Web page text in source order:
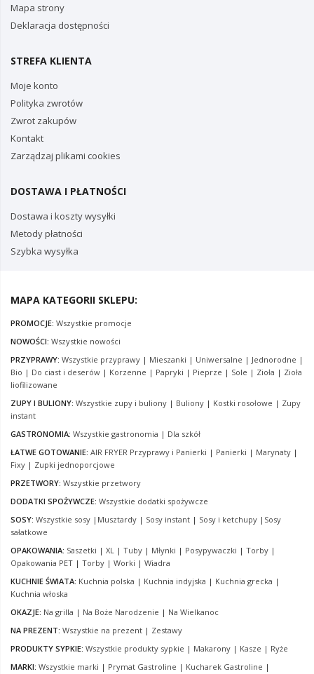
Mapa strony
Deklaracja dostępności
STREFA KLIENTA
Moje konto
Polityka zwrotów
Zwrot zakupów
Kontakt
Zarządzaj plikami cookies
DOSTAWA I PŁATNOŚCI
Dostawa i koszty wysyłki
Metody płatności
Szybka wysyłka
MAPA KATEGORII SKLEPU:
PROMOCJE: Wszystkie promocje
NOWOŚCI: Wszystkie nowości
PRZYPRAWY: Wszystkie przyprawy | Mieszanki | Uniwersalne | Jednorodne |
Bio | Do ciast i deserów | Korzenne | Papryki | Pieprze | Sole | Zioła | Zioła
liofilizowane
ZUPY I BULIONY: Wszystkie zupy i buliony | Buliony | Kostki rosołowe | Zupy
instant
GASTRONOMIA: Wszystkie gastronomia | Dla szkół
ŁATWE GOTOWANIE: AIR FRYER Przyprawy i Panierki | Panierki | Marynaty |
Fixy | Zupki jednoporcjowe
PRZETWORY: Wszystkie przetwory
DODATKI SPOŻYWCZE: Wszystkie dodatki spożywcze
SOSY: Wszystkie sosy | Musztardy | Sosy instant | Sosy i ketchupy | Sosy
sałatkowe
OPAKOWANIA: Saszetki | XL | Tuby | Młynki | Posypywaczki | Torby |
Opakowania PET | Torby | Worki | Wiadra
KUCHNIE ŚWIATA: Kuchnia polska | Kuchnia indyjska | Kuchnia grecka |
Kuchnia włoska
OKAZJE: Na grilla | Na Boże Narodzenie | Na Wielkanoc
NA PREZENT: Wszystkie na prezent | Zestawy
PRODUKTY SYPKIE: Wszystkie produkty sypkie | Makarony | Kasze | Ryże
MARKI: Wszystkie marki | Prymat Gastroline | Kucharek Gastroline |